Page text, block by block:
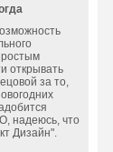
открывать
за то,
надеюсь, что
Дизайн".